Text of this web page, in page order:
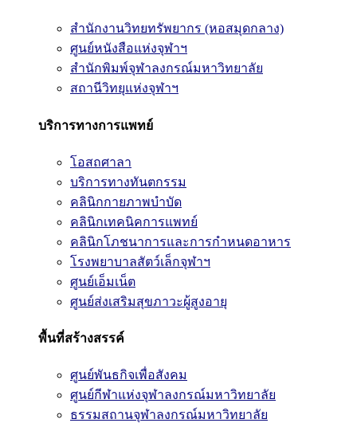
สำนักงานวิทยทรัพยากร (หอสมุดกลาง)
ศูนย์หนังสือแห่งจุฬาฯ
สำนักพิมพ์จุฬาลงกรณ์มหาวิทยาลัย
สถานีวิทยุแห่งจุฬาฯ
บริการทางการแพทย์
โอสถศาลา
บริการทางทันตกรรม
คลินิกกายภาพบำบัด
คลินิกเทคนิคการแพทย์
คลินิกโภชนาการและการกำหนดอาหาร
โรงพยาบาลสัตว์เล็กจุฬาฯ
ศูนย์เอ็มเน็ต
ศูนย์ส่งเสริมสุขภาวะผู้สูงอายุ
พื้นที่สร้างสรรค์
ศูนย์พันธกิจเพื่อสังคม
ศูนย์กีฬาแห่งจุฬาลงกรณ์มหาวิทยาลัย
ธรรมสถานจุฬาลงกรณ์มหาวิทยาลัย